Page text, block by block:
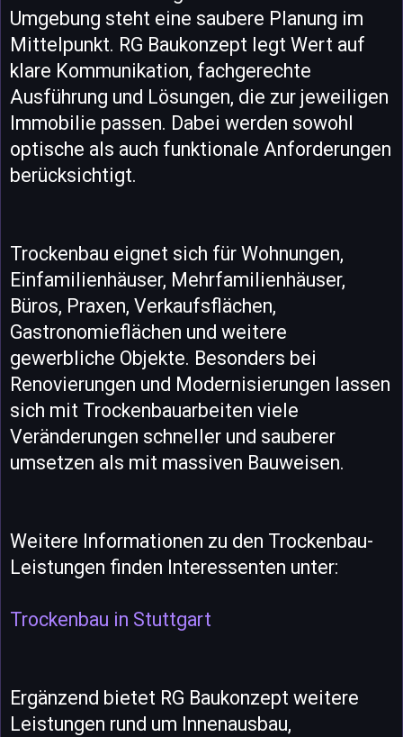
Umgebung steht eine saubere Planung im
Mittelpunkt. RG Baukonzept legt Wert auf
klare Kommunikation, fachgerechte
Ausführung und Lösungen, die zur jeweiligen
Immobilie passen. Dabei werden sowohl
optische als auch funktionale Anforderungen
berücksichtigt.
Trockenbau eignet sich für Wohnungen,
Einfamilienhäuser, Mehrfamilienhäuser,
Büros, Praxen, Verkaufsflächen,
Gastronomieflächen und weitere
gewerbliche Objekte. Besonders bei
Renovierungen und Modernisierungen lassen
sich mit Trockenbauarbeiten viele
Veränderungen schneller und sauberer
umsetzen als mit massiven Bauweisen.
Weitere Informationen zu den Trockenbau-
Leistungen finden Interessenten unter:
Trockenbau in Stuttgart
Ergänzend bietet RG Baukonzept weitere
Leistungen rund um Innenausbau,